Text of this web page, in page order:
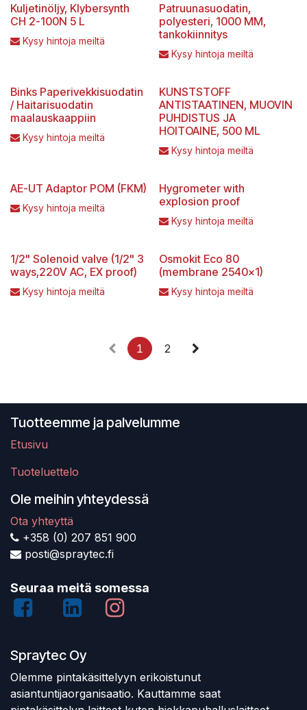
Kuljetinöljy, Klybersynth
CH 2-100N 5 L
Kysy hintoja meiltä
Patruunasuodatin,
polyesteri, 1000 MM,
tankokiinnitys
Kysy hintoja meiltä
Binks Paperivekkisuodatin
/ Haitarisuodatin
maalauskaappiin
Kysy hintoja meiltä
KUNSTSTOFF
ANTISTAATINEN, MUOVIN
PUHDISTUS JA
HOITOAINE, 500 ML
Kysy hintoja meiltä
AE-UT Adaptor POM (FKM)
Kysy hintoja meiltä
Hygrometer with
explosion proof
Kysy hintoja meiltä
1/2" Solenoid valve (1/2" 3
ways,220V AC, EX proof)
Kysy hintoja meiltä
Osmokit Eco 80
(membrane 2540x1)
Kysy hintoja meiltä
1 2
Tuotteemme ja palvelumme
Etusivu
Tuoteluettelo
Ole meihin yhteydessä
Ota yhteyttä
+358 (0) 207 851 900
posti@spraytec.fi
Seuraa meitä somessa
Spraytec Oy
Olemme pintakäsittelyyn erikoistunut
asiantuntijaorganisaatio. Kauttamme saat